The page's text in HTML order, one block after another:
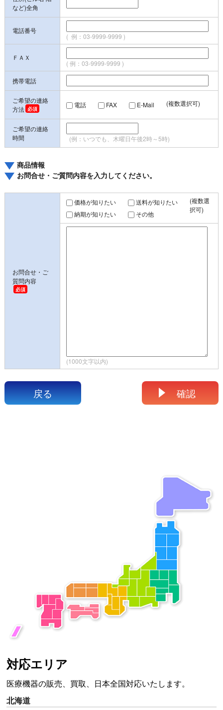
など)全角
電話番号
( 例：03-9999-9999 )
ＦＡＸ
( 例：03-9999-9999 )
携帯電話
ご希望の連絡
方法
電話 FAX E-Mail (複数選択可)
ご希望の連絡
時間
(例：いつでも、木曜日午後2時～5時)
商品情報
お問合せ・ご質問内容を入力してください。
お問合せ・ご
質問内容
価格が知りたい
送料が知りたい
納期が知りたい
その他
(複数選
択可)
(1000文字以内)
戻る 確認
対応エリア
医療機器の販売、買取、日本全国対応いたします。
北海道